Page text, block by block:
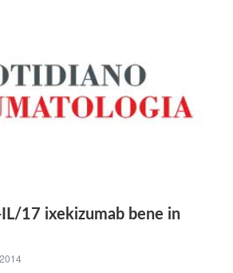
IL/17 ixekizumab bene in